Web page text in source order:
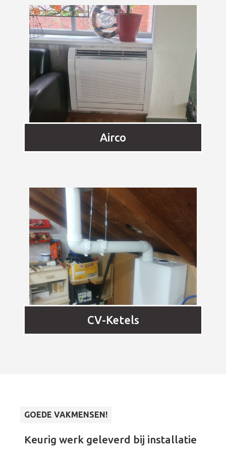
Airco
CV-Ketels
GOEDE VAKMENSEN!
De monteur heeft bij ons een CV